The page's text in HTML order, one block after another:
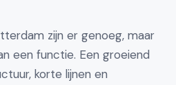
zijn er genoeg, maar
een functie. Een groeiend
korte lijnen en